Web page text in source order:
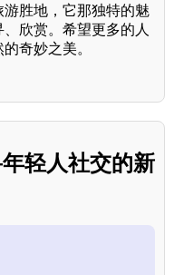
胜地，它那独特的魅
欣赏。希望更多的人
奇妙之美。
轻人社交的新